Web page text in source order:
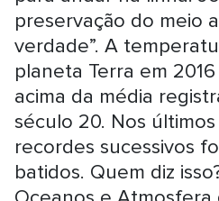
preservação do meio
verdade”. A
planeta Terra em
acima da média
século 20. Nos
recordes sucessivos
batidos. Quem diz